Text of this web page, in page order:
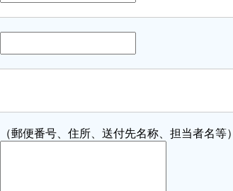
（郵便番号、住所、送付先名称、担当者名等）